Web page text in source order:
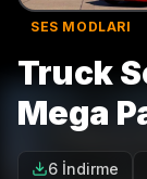
SES MODLARI
Truck
Mega
6 İndirme